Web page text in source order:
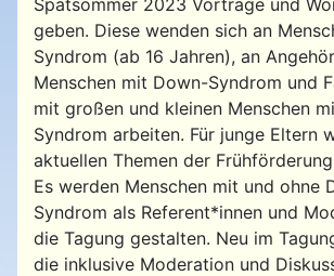
geben. Diese wenden sich an
Syndrom (ab 16 Jahren), an
Menschen mit Down-Syndrom und
mit großen und kleinen Menschen
Syndrom arbeiten. Für junge Eltern
aktuellen Themen der
Es werden Menschen mit und ohne
Syndrom als Referent*innen und
die Tagung gestalten. Neu im
die inklusive Moderation und